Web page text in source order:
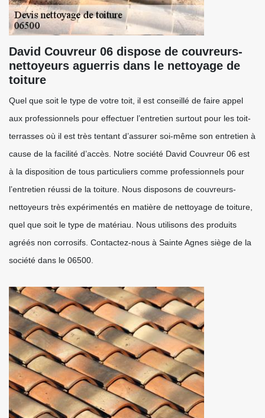
David Couvreur 06 dispose de couvreurs-
nettoyeurs aguerris dans le nettoyage de
toiture
Quel que soit le type de votre toit, il est conseillé de faire appel
aux professionnels pour effectuer l’entretien surtout pour les toit-
terrasses où il est très tentant d’assurer soi-même son entretien à
cause de la facilité d’accès. Notre société David Couvreur 06 est
à la disposition de tous particuliers comme professionnels pour
l’entretien réussi de la toiture. Nous disposons de couvreurs-
nettoyeurs très expérimentés en matière de nettoyage de toiture,
quel que soit le type de matériau. Nous utilisons des produits
agréés non corrosifs. Contactez-nous à Sainte Agnes siège de la
société dans le 06500.